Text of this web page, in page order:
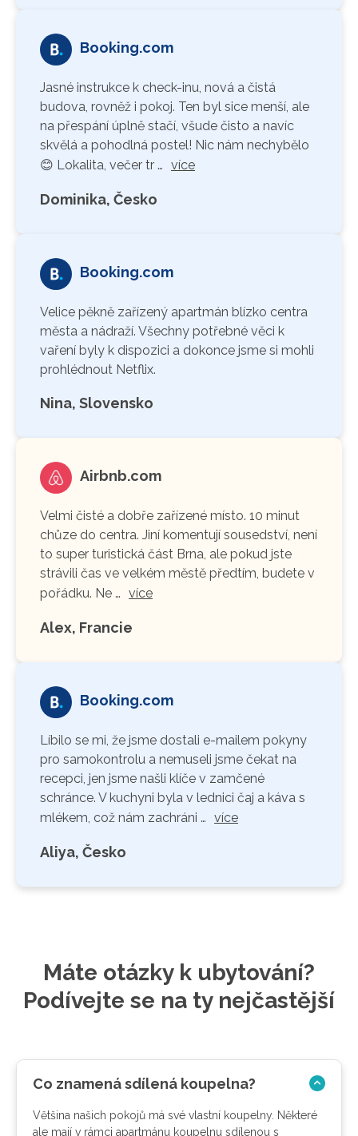
Booking.com
Jasné instrukce k check-inu, nová a čistá
budova, rovněž i pokoj. Ten byl sice menší, ale
na přespání úplně stačí, všude čisto a navíc
skvělá a pohodlná postel! Nic nám nechybělo
😊 Lokalita, večer tr … více
Dominika, Česko
Booking.com
Velice pěkně zařízený apartmán blízko centra
města a nádraží. Všechny potřebné věci k
vaření byly k dispozici a dokonce jsme si mohli
prohlédnout Netflix.
Nina, Slovensko
Airbnb.com
Velmi čisté a dobře zařízené místo. 10 minut
chůze do centra. Jiní komentují sousedství, není
to super turistická část Brna, ale pokud jste
strávili čas ve velkém městě předtím, budete v
pořádku. Ne … více
Alex, Francie
Booking.com
Líbilo se mi, že jsme dostali e-mailem pokyny
pro samokontrolu a nemuseli jsme čekat na
recepci, jen jsme našli klíče v zamčené
schránce. V kuchyni byla v lednici čaj a káva s
mlékem, což nám zachráni … více
Aliya, Česko
Máte otázky k ubytování?
Podívejte se na ty nejčastější
Co znamená sdílená koupelna?
Většina našich pokojů má své vlastní koupelny. Některé
ale mají v rámci apartmánu koupelnu sdílenou s